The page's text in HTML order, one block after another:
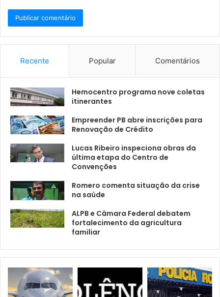
Recente Popular Comentários
Hemocentro programa nove coletas
itinerantes
Empreender PB abre inscrições para
Renovação de Crédito
Lucas Ribeiro inspeciona obras da
última etapa do Centro de
Convenções
Romero comenta situação da crise
na saúde
ALPB e Câmara Federal debatem
fortalecimento da agricultura
familiar